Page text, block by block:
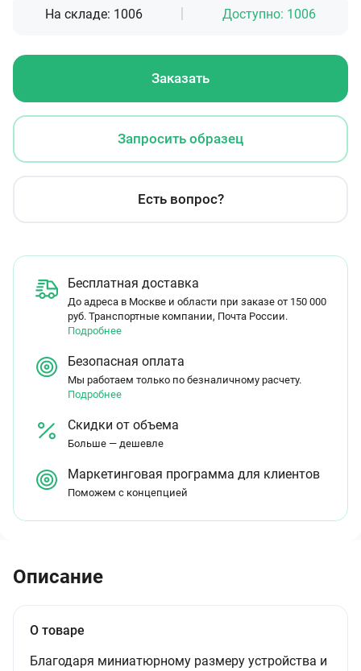
На складе: 1006 Доступно: 1006
Заказать
Запросить образец
Есть вопрос?
Бесплатная доставка
До адреса в Москве и области при заказе от 150 000
руб. Транспортные компании, Почта России.
Подробнее
Безопасная оплата
Мы работаем только по безналичному расчету.
Подробнее
Скидки от объема
Больше — дешевле
Маркетинговая программа для клиентов
Поможем с концепцией
Описание
О товаре
Благодаря миниатюрному размеру устройства и